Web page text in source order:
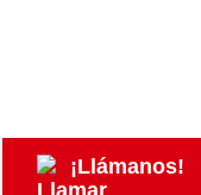
¡Llámanos!